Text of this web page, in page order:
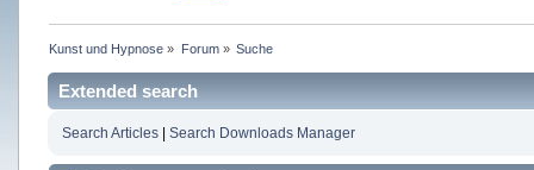
Kunst und Hypnose » Forum» Suche
Extended search
Search Articles |Search Downloads Manager